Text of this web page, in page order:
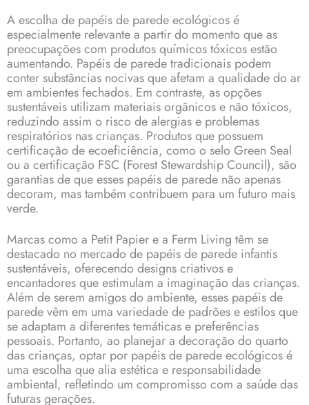
A escolha de papéis de parede ecológicos é
especialmente relevante a partir do momento que as
preocupações com produtos químicos tóxicos estão
aumentando. Papéis de parede tradicionais podem
conter substâncias nocivas que afetam a qualidade do ar
em ambientes fechados. Em contraste, as opções
sustentáveis utilizam materiais orgânicos e não tóxicos,
reduzindo assim o risco de alergias e problemas
respiratórios nas crianças. Produtos que possuem
certificação de ecoeficiência, como o selo Green Seal
ou a certificação FSC (Forest Stewardship Council), são
garantias de que esses papéis de parede não apenas
decoram, mas também contribuem para um futuro mais
verde.
Marcas como a Petit Papier e a Ferm Living têm se
destacado no mercado de papéis de parede infantis
sustentáveis, oferecendo designs criativos e
encantadores que estimulam a imaginação das crianças.
Além de serem amigos do ambiente, esses papéis de
parede vêm em uma variedade de padrões e estilos que
se adaptam a diferentes temáticas e preferências
pessoais. Portanto, ao planejar a decoração do quarto
das crianças, optar por papéis de parede ecológicos é
uma escolha que alia estética e responsabilidade
ambiental, refletindo um compromisso com a saúde das
futuras gerações.